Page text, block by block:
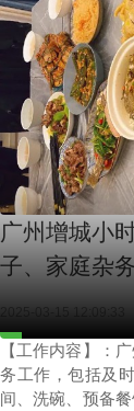
广州增城小
子、家庭杂
2025-03-15 12:09:33
【工作内容】：
务工作，包括及
间、洗碗、预备